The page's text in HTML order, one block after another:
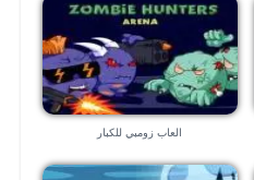
العاب زومبي للكبار